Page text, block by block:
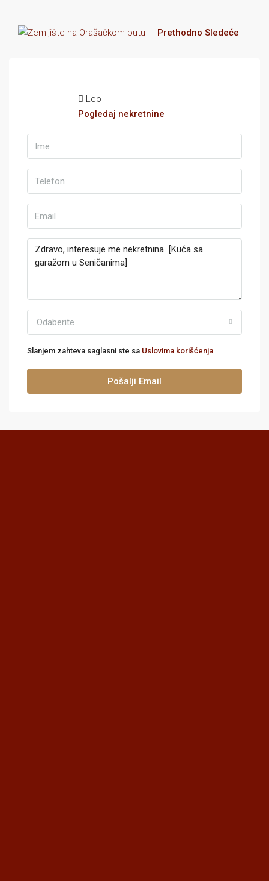
Prethodno Sledeće
Leo
Pogledaj nekretnine
Odaberite
Slanjem zahteva saglasni ste sa Uslovima korišćenja
Pošalji Email